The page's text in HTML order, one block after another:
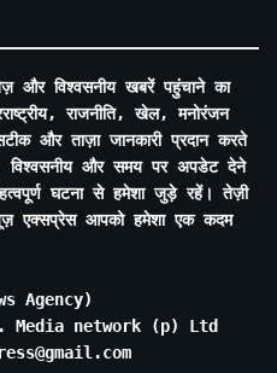
और विश्वसनीय खबरें पहुंचाने का
राजनीति, खेल, मनोरंजन
और ताज़ा जानकारी प्रदान करते
विश्वसनीय और समय पर अपडेट देने
घटना से हमेशा जुड़े रहें। तेज़ी
एक्सप्रेस आपको हमेशा एक कदम
Agency)
network (p) Ltd